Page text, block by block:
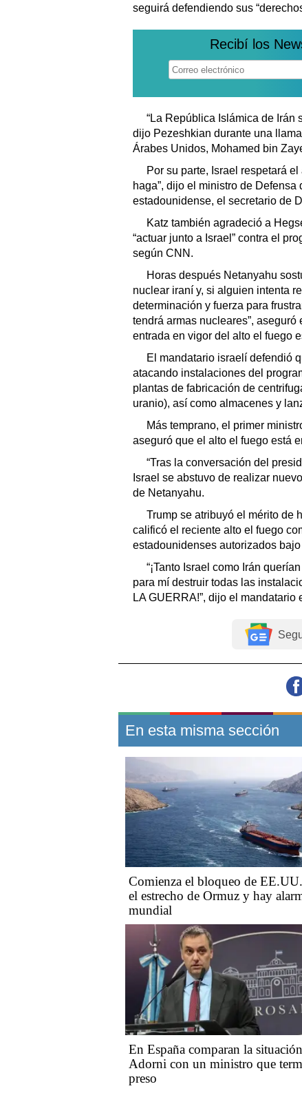
seguirá defendiendo sus
Recibí los
“La República Islámica de Irán
dijo Pezeshkian durante una
Árabes Unidos, Mohamed bin
Por su parte, Israel respetará
haga”, dijo el ministro de
estadounidense, el secretario de
Katz también agradeció a
“actuar junto a Israel” contra el
según CNN.
Horas después Netanyahu
nuclear iraní y, si alguien intenta
determinación y fuerza para
tendrá armas nucleares”,
entrada en vigor del alto el fuego
El mandatario israelí defendió
atacando instalaciones del
plantas de fabricación de
uranio), así como almacenes y
Más temprano, el primer
aseguró que el alto el fuego está
“Tras la conversación del
Israel se abstuvo de realizar
de Netanyahu.
Trump se atribuyó el mérito de
calificó el reciente alto el fuego
estadounidenses autorizados
“¡Tanto Israel como Irán
para mí destruir todas las
LA GUERRA!”, dijo el mandatario
En esta misma sección
Comienza el bloqueo de
el estrecho de Ormuz y hay
mundial
En España comparan la
Adorni con un ministro que
preso